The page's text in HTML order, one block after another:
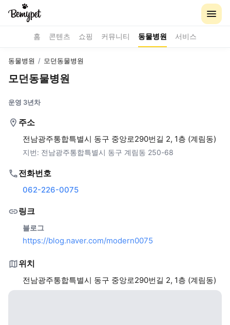
홈 콘텐츠 쇼핑 커뮤니티 동물병원 서비스
동물병원 / 모던동물병원
모던동물병원
운영 3년차
주소
전남광주통합특별시 동구 중앙로290번길 2, 1층 (계림동)
지번: 전남광주통합특별시 동구 계림동 250-68
전화번호
062-226-0075
링크
블로그
https://blog.naver.com/modern0075
위치
전남광주통합특별시 동구 중앙로290번길 2, 1층 (계림동)